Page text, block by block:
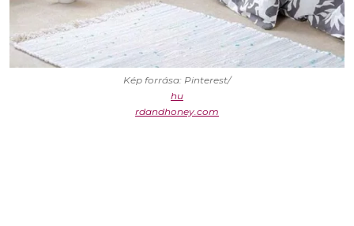
Kép forrása: Pinterest/
hu
rdandhoney.com